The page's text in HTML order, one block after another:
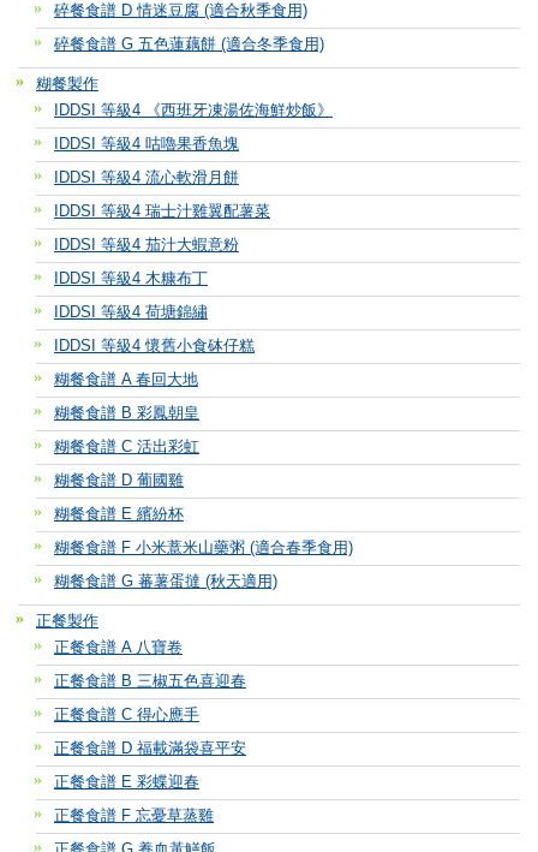
碎餐食譜 D 情迷豆腐 (適合秋季食用)
碎餐食譜 G 五色蓮藕餅 (適合冬季食用)
糊餐製作
IDDSI 等級4 《西班牙凍湯佐海鮮炒飯》
IDDSI 等級4 咕嚕果香魚塊
IDDSI 等級4 流心軟滑月餅
IDDSI 等級4 瑞士汁雞翼配薯菜
IDDSI 等級4 茄汁大蝦意粉
IDDSI 等級4 木糠布丁
IDDSI 等級4 荷塘錦繡
IDDSI 等級4 懷舊小食砵仔糕
糊餐食譜 A 春回大地
糊餐食譜 B 彩鳳朝皇
糊餐食譜 C 活出彩虹
糊餐食譜 D 葡國雞
糊餐食譜 E 繽紛杯
糊餐食譜 F 小米薏米山藥粥 (適合春季食用)
糊餐食譜 G 蕃薯蛋撻 (秋天適用)
正餐製作
正餐食譜 A 八寶卷
正餐食譜 B 三椒五色喜迎春
正餐食譜 C 得心應手
正餐食譜 D 福載滿袋喜平安
正餐食譜 E 彩蝶迎春
正餐食譜 F 忘憂草蒸雞